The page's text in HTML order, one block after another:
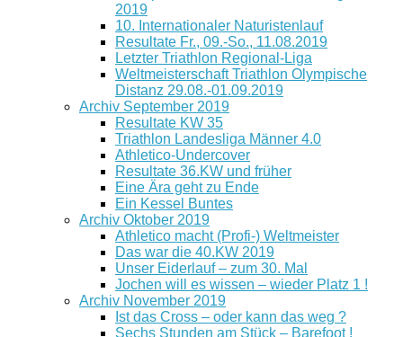
2019
10. Internationaler Naturistenlauf
Resultate Fr., 09.-So., 11.08.2019
Letzter Triathlon Regional-Liga
Weltmeisterschaft Triathlon Olympische
Distanz 29.08.-01.09.2019
Archiv September 2019
Resultate KW 35
Triathlon Landesliga Männer 4.0
Athletico-Undercover
Resultate 36.KW und früher
Eine Ära geht zu Ende
Ein Kessel Buntes
Archiv Oktober 2019
Athletico macht (Profi-) Weltmeister
Das war die 40.KW 2019
Unser Eiderlauf – zum 30. Mal
Jochen will es wissen – wieder Platz 1 !
Archiv November 2019
Ist das Cross – oder kann das weg ?
Sechs Stunden am Stück – Barefoot !